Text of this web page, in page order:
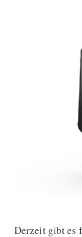
Derzeit gibt es